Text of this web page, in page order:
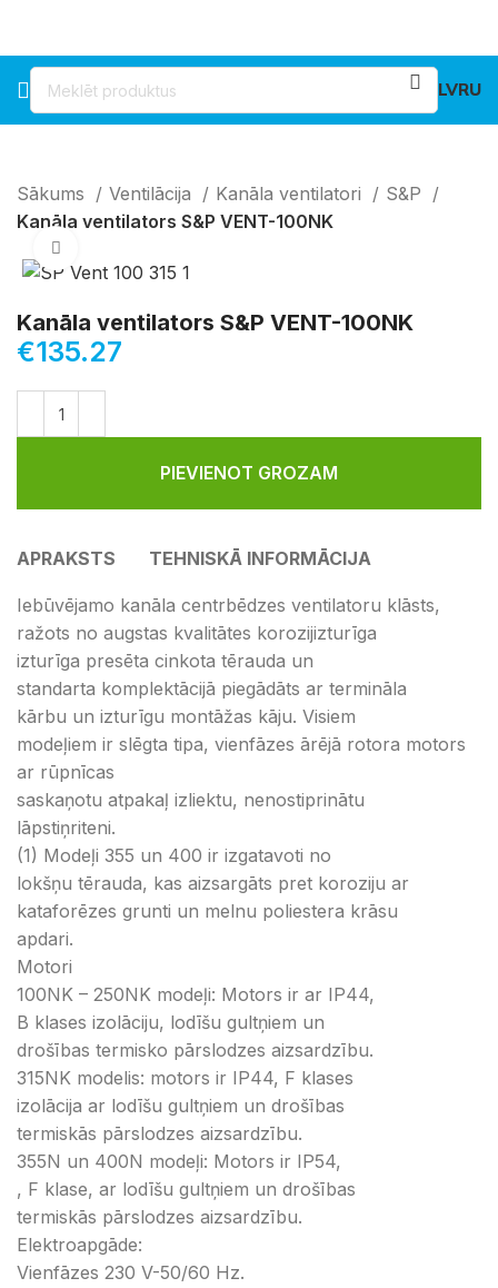
LVRU
Sākums Ventilācija Kanāla ventilatori
S&P
Kanāla ventilators S&P VENT-100NK
Kanāla ventilators S&P VENT-100NK
€135.27
PIEVIENOT GROZAM
APRAKSTS TEHNISKĀ INFORMĀCIJA
Iebūvējamo kanāla centrbēdzes ventilatoru klāsts,
ražots no augstas kvalitātes korozijizturīga
izturīga presēta cinkota tērauda un
standarta komplektācijā piegādāts ar termināla
kārbu un izturīgu montāžas kāju. Visiem
modeļiem ir slēgta tipa, vienfāzes ārējā rotora motors
ar rūpnīcas
saskaņotu atpakaļ izliektu, nenostiprinātu
lāpstiņriteni.
(1) Modeļi 355 un 400 ir izgatavoti no
lokšņu tērauda, kas aizsargāts pret koroziju ar
kataforēzes grunti un melnu poliestera krāsu
apdari.
Motori
100NK – 250NK modeļi: Motors ir ar IP44,
B klases izolāciju, lodīšu gultņiem un
drošības termisko pārslodzes aizsardzību.
315NK modelis: motors ir IP44, F klases
izolācija ar lodīšu gultņiem un drošības
termiskās pārslodzes aizsardzību.
355N un 400N modeļi: Motors ir IP54,
, F klase, ar lodīšu gultņiem un drošības
termiskās pārslodzes aizsardzību.
Elektroapgāde:
Vienfāzes 230 V-50/60 Hz.